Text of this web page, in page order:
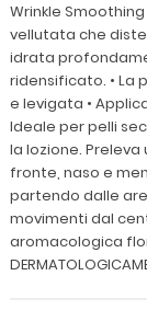
Wrinkle
vellutata che
idrata
ridensificato. •
e levigata •
Ideale per pelli
la lozione.
fronte, naso e
partendo dalle
movimenti dal
aromacologica